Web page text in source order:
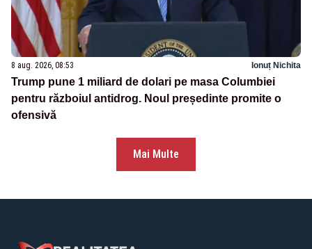
8 aug. 2026, 08:53 Ionuț Nichita
Trump pune 1 miliard de dolari pe masa Columbiei
pentru războiul antidrog. Noul președinte promite o
ofensivă
Mai Multe